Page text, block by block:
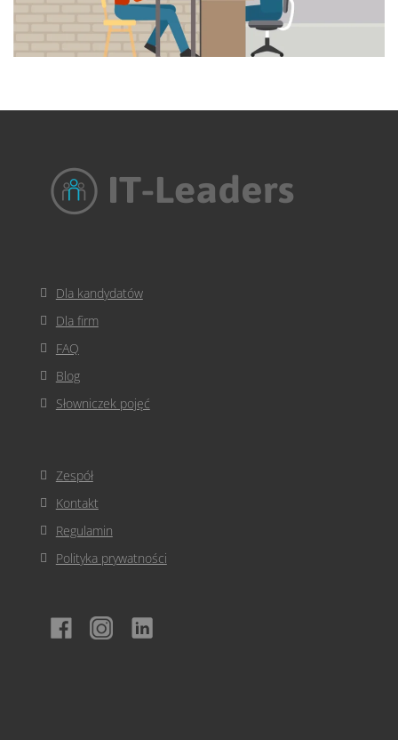
Dla kandydatów
Dla firm
FAQ
Blog
Słowniczek pojęć
Zespół
Kontakt
Regulamin
Polityka prywatności